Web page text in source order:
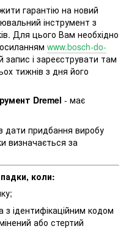
гарантію на новий
інструмент з
Для цього Вам необхідно
www.bosch-do-
запис і зареєструвати там
тижнів з дня його
Dremel - має
дати придбання виробу
визначається за
коли:
з ідентифікаційним кодом
або стертий